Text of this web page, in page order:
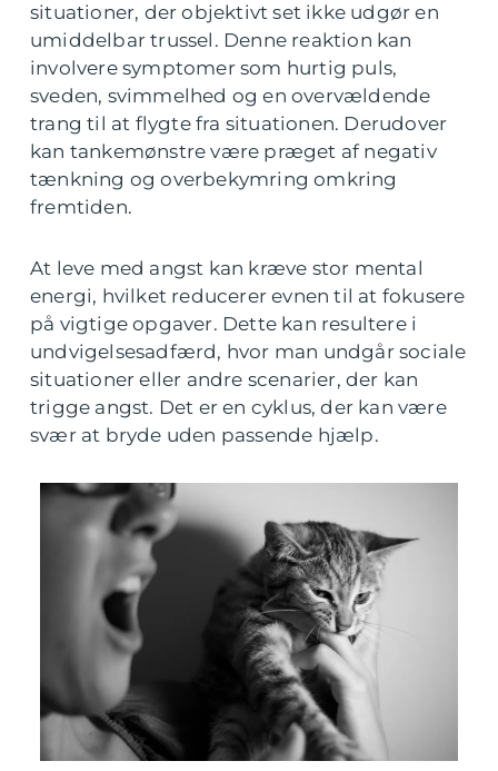
situationer, der objektivt set ikke udgør en
umiddelbar trussel. Denne reaktion kan
involvere symptomer som hurtig puls,
sveden, svimmelhed og en overvældende
trang til at flygte fra situationen. Derudover
kan tankemønstre være præget af negativ
tænkning og overbekymring omkring
fremtiden.
At leve med angst kan kræve stor mental
energi, hvilket reducerer evnen til at fokusere
på vigtige opgaver. Dette kan resultere i
undvigelsesadfærd, hvor man undgår sociale
situationer eller andre scenarier, der kan
trigge angst. Det er en cyklus, der kan være
svær at bryde uden passende hjælp.